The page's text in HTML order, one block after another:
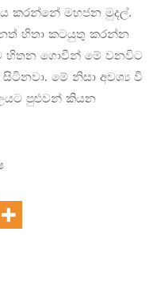
කරන්නේ මහජන මුදල්.
හිතා කටයුතු කරන්න
හිතන ගොවීන් මේ වනවිට
මේ නිසා අවශ්‍ය වී
පුළුවන් කියන